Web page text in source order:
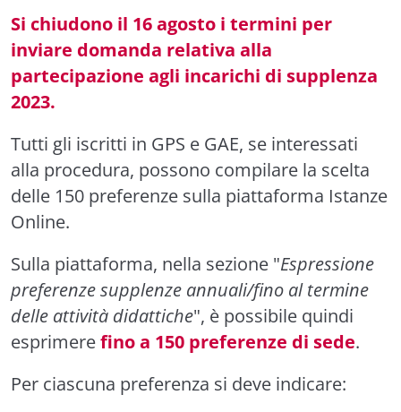
Si chiudono il 16 agosto i termini per
inviare domanda relativa alla
partecipazione agli incarichi di supplenza
2023.
Tutti gli iscritti in GPS e GAE, se interessati
alla procedura, possono compilare la scelta
delle 150 preferenze sulla piattaforma Istanze
Online.
Sulla piattaforma, nella sezione "Espressione
preferenze supplenze annuali/fino al termine
delle attività didattiche", è possibile quindi
esprimerefino a 150 preferenze di sede.
Per ciascuna preferenza si deve indicare: